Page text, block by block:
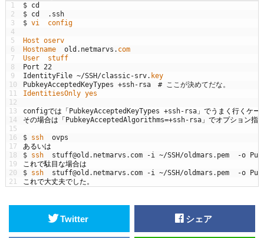
1
2
3
4
5
6
7
8
9
10
11
12
13
14
15
16
17
18
19
20
21
$ cd
$ cd . ssh
$ vi config
Host oserv
Hostname old . netmarvs . com
User stuff
Port
22
IdentityFile ~/SSH/classic-srv. key
PubkeyAcceptedKeyTypes +ssh- rsa
# ここが決めてだな。
IdentitiesOnly yes
configでは「PubkeyAcceptedKeyTypes +ssh- rsa」でうまく行くケー
その場合は「PubkeyAcceptedAlgorithms=+ssh- rsa」でオプション指
$ ssh ovps
あるいは
$ ssh stuff@old . netmarvs . com -i ~/SSH/oldmars . pem -o
これで駄目な場合は
$ ssh stuff@old . netmarvs . com -i ~/SSH/oldmars . pem -o
これで大丈夫でした。
Twitter シェア